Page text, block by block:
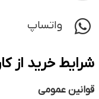
واتساپ
شرایط خرید از
قوانین عمومی